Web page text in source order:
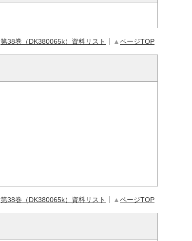
第38巻（DK380065k）資料リスト ▲ページTOP
第38巻（DK380065k）資料リスト ▲ページTOP